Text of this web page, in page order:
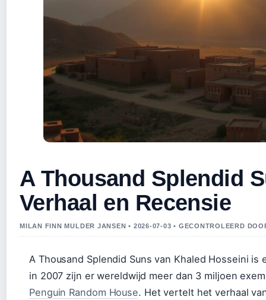
A Thousand Splendid
Verhaal en Recensie
MILAN FINN MULDER JANSEN • 2026-07-03 • GECONTROLEERD
A Thousand Splendid Suns van Khaled Hosseini
in 2007 zijn er wereldwijd meer dan 3 miljoen
Penguin Random House. Het vertelt het verhaal